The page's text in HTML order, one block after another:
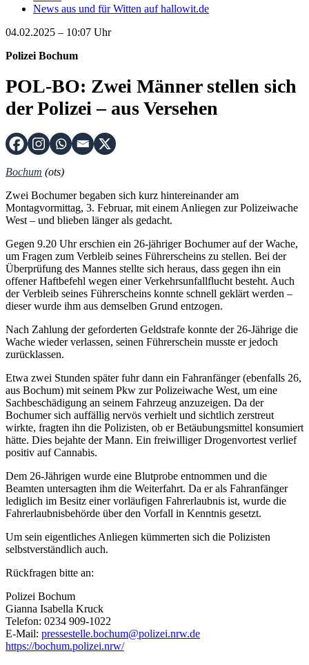
News aus und für Witten auf hallowit.de
04.02.2025 – 10:07 Uhr
Polizei Bochum
POL-BO: Zwei Männer stellen sich
der Polizei – aus Versehen
Bochum (ots)
Zwei Bochumer begaben sich kurz hintereinander am
Montagvormittag, 3. Februar, mit einem Anliegen zur Polizeiwache
West – und blieben länger als gedacht.
Gegen 9.20 Uhr erschien ein 26-jähriger Bochumer auf der Wache,
um Fragen zum Verbleib seines Führerscheins zu stellen. Bei der
Überprüfung des Mannes stellte sich heraus, dass gegen ihn ein
offener Haftbefehl wegen einer Verkehrsunfallflucht besteht. Auch
der Verbleib seines Führerscheins konnte schnell geklärt werden –
dieser wurde ihm aus demselben Grund entzogen.
Nach Zahlung der geforderten Geldstrafe konnte der 26-Jährige die
Wache wieder verlassen, seinen Führerschein musste er jedoch
zurücklassen.
Etwa zwei Stunden später fuhr dann ein Fahranfänger (ebenfalls 26,
aus Bochum) mit seinem Pkw zur Polizeiwache West, um eine
Sachbeschädigung an seinem Fahrzeug anzuzeigen. Da der
Bochumer sich auffällig nervös verhielt und sichtlich zerstreut
wirkte, fragten ihn die Polizisten, ob er Betäubungsmittel konsumiert
hätte. Dies bejahte der Mann. Ein freiwilliger Drogenvortest verlief
positiv auf Cannabis.
Dem 26-Jährigen wurde eine Blutprobe entnommen und die
Beamten untersagten ihm die Weiterfahrt. Da er als Fahranfänger
lediglich im Besitz einer vorläufigen Fahrerlaubnis ist, wurde die
Fahrerlaubnisbehörde über den Vorfall in Kenntnis gesetzt.
Um sein eigentliches Anliegen kümmerten sich die Polizisten
selbstverständlich auch.
Rückfragen bitte an:
Polizei Bochum
Gianna Isabella Kruck
Telefon: 0234 909-1022
E-Mail: pressestelle.bochum@polizei.nrw.de
https://bochum.polizei.nrw/